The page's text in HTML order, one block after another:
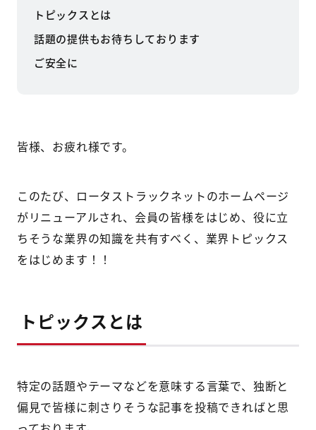
トピックスとは
話題の提供もお待ちしております
ご安全に
皆様、お疲れ様です。
このたび、ロータストラックネットのホームページ
がリニューアルされ、会員の皆様をはじめ、役に立
ちそうな業界の知識を共有すべく、業界トピックス
をはじめます！！
トピックスとは
特定の話題やテーマなどを意味する言葉で、独断と
偏見で皆様に刺さりそうな記事を投稿できればと思